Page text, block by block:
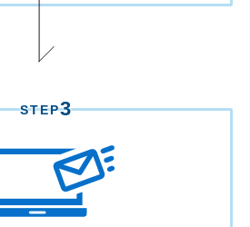
STEP3